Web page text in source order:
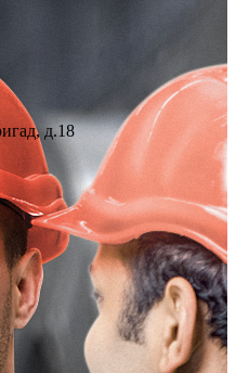
д.18